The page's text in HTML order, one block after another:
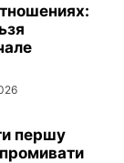
першу